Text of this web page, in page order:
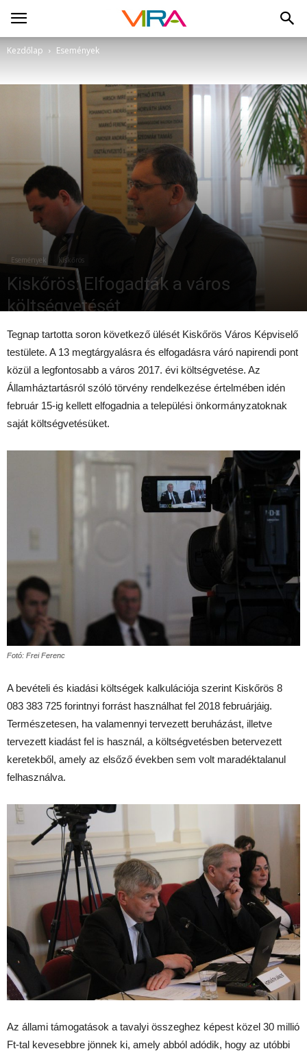
Kezdőlap Események
Események Kiskőrös
Kiskőrös: Elfogadták a város
költségvetését
Tegnap tartotta soron következő ülését Kiskőrös Város Képviselő
testülete. A 13 megtárgyalásra és elfogadásra váró napirendi pont
közül a legfontosabb a város 2017. évi költségvetése. Az
Államháztartásról szóló törvény rendelkezése értelmében idén
február 15-ig kellett elfogadnia a települési önkormányzatoknak
saját költségvetésüket.
Fotó: Frei Ferenc
A bevételi és kiadási költségek kalkulációja szerint Kiskőrös 8
083 383 725 forintnyi forrást használhat fel 2018 februárjáig.
Természetesen, ha valamennyi tervezett beruházást, illetve
tervezett kiadást fel is használ, a költségvetésben betervezett
keretekből, amely az elsőző években sem volt maradéktalanul
felhasználva.
Az állami támogatások a tavalyi összeghez képest közel 30 millió
Ft-tal kevesebbre jönnek ki, amely abból adódik, hogy az utóbbi